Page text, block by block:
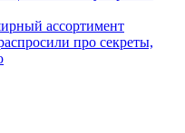
ассортимент
про секреты,